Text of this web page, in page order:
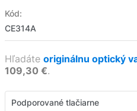
Kód:
CE314A
Hľadáte originálnu optický
109,30 €.
Podporované tlačiarne